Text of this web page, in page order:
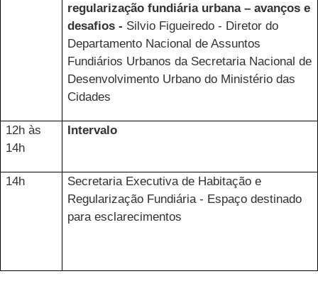
regularização fundiária urbana – avanços e
desafios - Silvio Figueiredo - Diretor do
Departamento Nacional de Assuntos
Fundiários Urbanos da Secretaria Nacional de
Desenvolvimento Urbano do Ministério das
Cidades
12h às
14h
Intervalo
14h
Secretaria Executiva de Habitação e
Regularização Fundiária - Espaço destinado
para esclarecimentos